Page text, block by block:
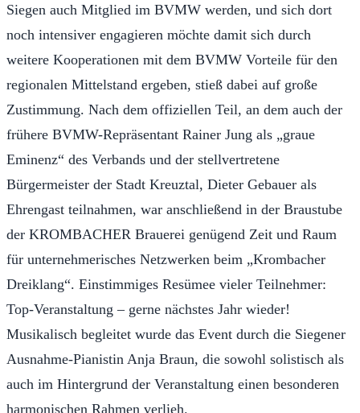
Siegen auch Mitglied im BVMW werden, und sich dort
noch intensiver engagieren möchte damit sich durch
weitere Kooperationen mit dem BVMW Vorteile für den
regionalen Mittelstand ergeben, stieß dabei auf große
Zustimmung. Nach dem offiziellen Teil, an dem auch der
frühere BVMW-Repräsentant Rainer Jung als „graue
Eminenz“ des Verbands und der stellvertretene
Bürgermeister der Stadt Kreuztal, Dieter Gebauer als
Ehrengast teilnahmen, war anschließend in der Braustube
der KROMBACHER Brauerei genügend Zeit und Raum
für unternehmerisches Netzwerken beim „Krombacher
Dreiklang“. Einstimmiges Resümee vieler Teilnehmer:
Top-Veranstaltung – gerne nächstes Jahr wieder!
Musikalisch begleitet wurde das Event durch die Siegener
Ausnahme-Pianistin Anja Braun, die sowohl solistisch als
auch im Hintergrund der Veranstaltung einen besonderen
harmonischen Rahmen verlieh.